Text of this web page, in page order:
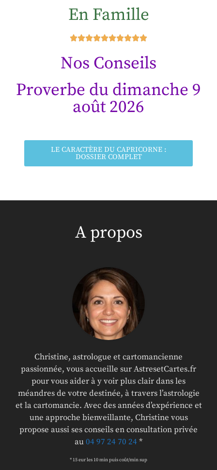
En Famille
Nos Conseils
Proverbe du dimanche 9
août 2026
LE CARACTÈRE DU CAPRICORNE :
DOSSIER COMPLET
A propos
Christine, astrologue et cartomancienne
passionnée, vous accueille sur AstresetCartes.fr
pour vous aider à y voir plus clair dans les
méandres de votre destinée, à travers l’astrologie
et la cartomancie. Avec des années d’expérience et
une approche bienveillante, Christine vous
propose aussi ses conseils en consultation privée
au04 97 24 70 24*
* 15 eur les 10 min puis coût/min sup